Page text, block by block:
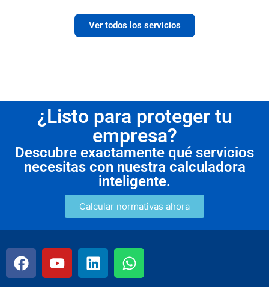
Ver todos los servicios
¿Listo para proteger tu
empresa?
Descubre exactamente qué servicios
necesitas con nuestra calculadora
inteligente.
Calcular normativas ahora